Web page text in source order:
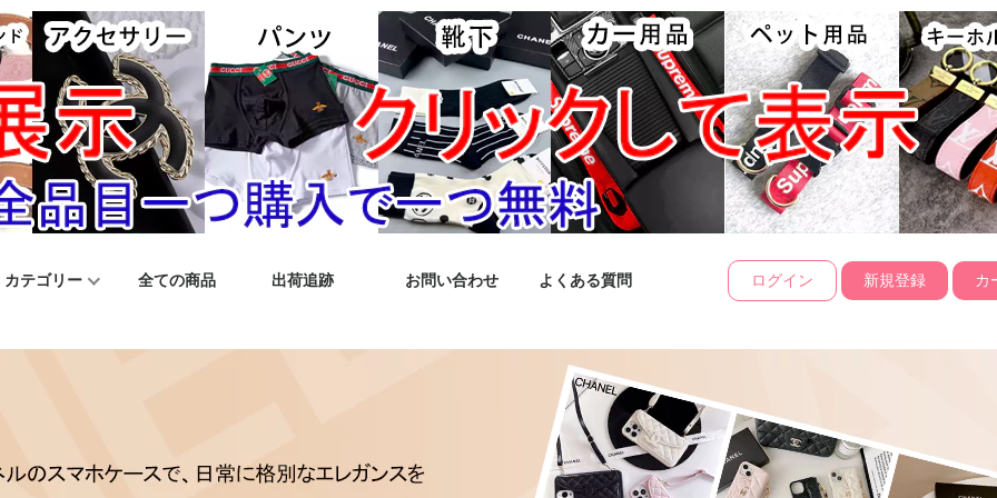
カテゴリー 全ての商品 出荷追跡 お問い合わせ よくある質問 ログイン 新規登録 カ